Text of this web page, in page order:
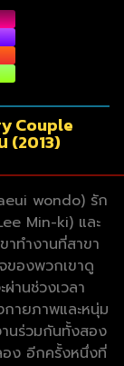
Couple
(2013)
wondo) รัก
Min-ki) และ
ทำงานที่สาขา
ของพวกเขาดู
านช่วงเวลา
ายภาพและหนุ่ม
นร่วมกันทั้งสอง
อง อีกครั้งหนึ่งที่